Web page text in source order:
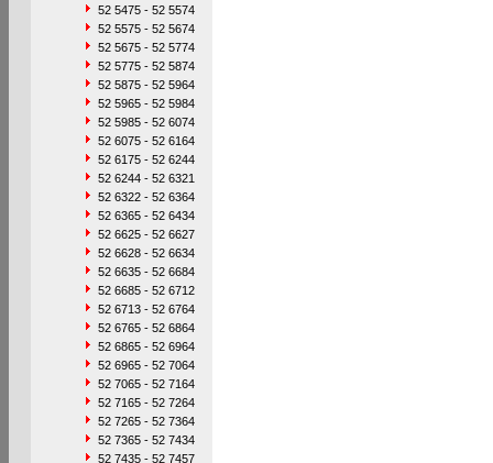
52 5475 - 52 5574
52 5575 - 52 5674
52 5675 - 52 5774
52 5775 - 52 5874
52 5875 - 52 5964
52 5965 - 52 5984
52 5985 - 52 6074
52 6075 - 52 6164
52 6175 - 52 6244
52 6244 - 52 6321
52 6322 - 52 6364
52 6365 - 52 6434
52 6625 - 52 6627
52 6628 - 52 6634
52 6635 - 52 6684
52 6685 - 52 6712
52 6713 - 52 6764
52 6765 - 52 6864
52 6865 - 52 6964
52 6965 - 52 7064
52 7065 - 52 7164
52 7165 - 52 7264
52 7265 - 52 7364
52 7365 - 52 7434
52 7435 - 52 7457